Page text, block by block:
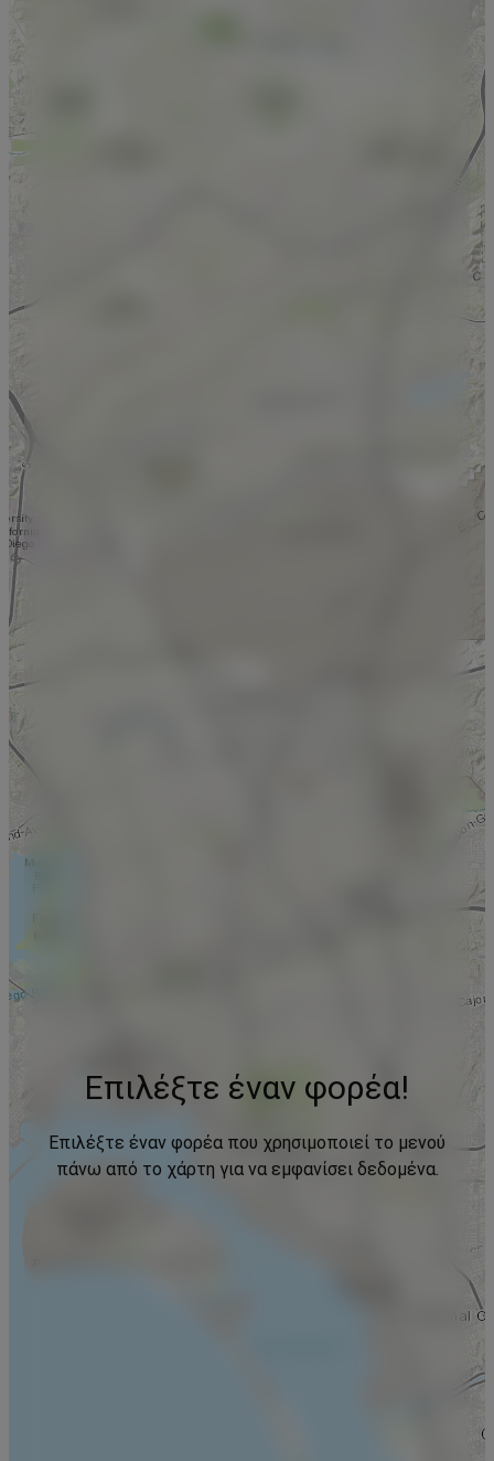
Επιλέξτε έναν φορέα!
Επιλέξτε έναν φορέα που χρησιμοποιεί το μενού
πάνω από το χάρτη για να εμφανίσει δεδομένα.